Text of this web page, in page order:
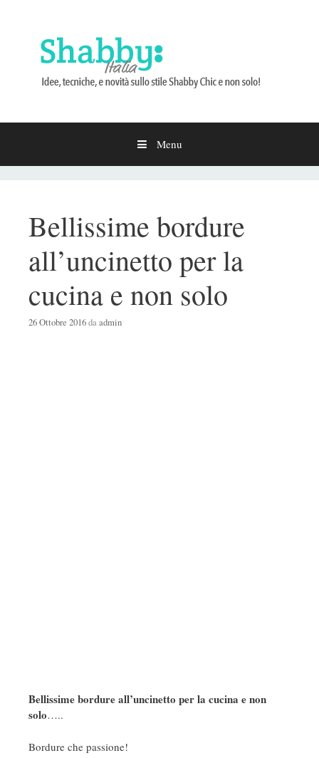
Menu
Bellissime bordure
all’uncinetto per la
cucina e non solo
26 Ottobre 2016daadmin
Bellissime bordure all’uncinetto per la cucina e non
solo…..
Bordure che passione!